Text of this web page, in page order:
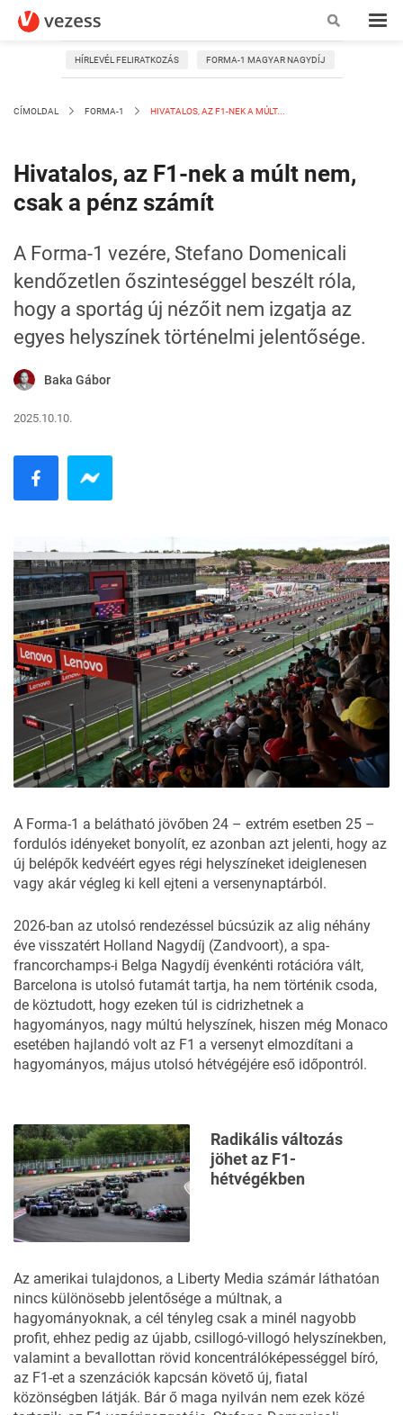
HÍRLEVÉL FELIRATKOZÁS FORMA-1 MAGYAR NAGYDÍJ
CÍMOLDAL FORMA-1 HIVATALOS, AZ F1-NEK A MÚLT...
Hivatalos, az F1-nek a múlt nem,
csak a pénz számít
A Forma-1 vezére, Stefano Domenicali
kendőzetlen őszinteséggel beszélt róla,
hogy a sportág új nézőit nem izgatja az
egyes helyszínek történelmi jelentősége.
Baka Gábor
2025.10.10.
A Forma-1 a belátható jövőben 24 – extrém esetben 25 –
fordulós idényeket bonyolít, ez azonban azt jelenti, hogy az
új belépők kedvéért egyes régi helyszíneket ideiglenesen
vagy akár végleg ki kell ejteni a versenynaptárból.
2026-ban az utolsó rendezéssel búcsúzik az alig néhány
éve visszatért Holland Nagydíj (Zandvoort), a spa-
francorchamps-i Belga Nagydíj évenkénti rotációra vált,
Barcelona is utolsó futamát tartja, ha nem történik csoda,
de köztudott, hogy ezeken túl is cidrizhetnek a
hagyományos, nagy múltú helyszínek, hiszen még Monaco
esetében hajlandó volt az F1 a versenyt elmozdítani a
hagyományos, május utolsó hétvégéjére eső időpontról.
Radikális változás
jöhet az F1-
hétvégékben
Az amerikai tulajdonos, a Liberty Media számár láthatóan
nincs különösebb jelentősége a múltnak, a
hagyományoknak, a cél tényleg csak a minél nagyobb
profit, ehhez pedig az újabb, csillogó-villogó helyszínekben,
valamint a bevallottan rövid koncentrálóképességgel bíró,
az F1-et a szenzációk kapcsán követő új, fiatal
közönségben látják. Bár ő maga nyilván nem ezek közé